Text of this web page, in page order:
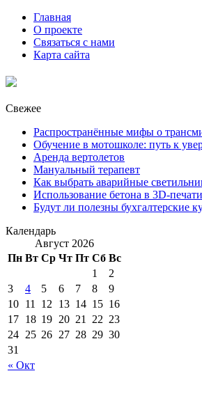
Главная
О проекте
Связаться с нами
Карта сайта
Свежее
Распространённые мифы о
Обучение в мотошколе: путь к
Аренда вертолетов
Мануальный терапевт
Как выбрать аварийные
Использование бетона в 3D-печати
Будут ли полезны бухгалтерские
Календарь
Август 2026
Пн Вт Ср Чт Пт Сб Вс
« Окт
1
2
3
4 5 6 7 8
9
10 11 12 13 14 15 16
17 18 19 20 21 22 23
24 25 26 27 28 29 30
31